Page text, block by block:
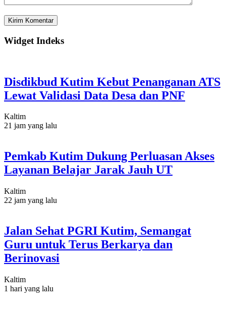
Widget Indeks
Disdikbud Kutim Kebut Penanganan ATS
Lewat Validasi Data Desa dan PNF
Kaltim
21 jam yang lalu
Pemkab Kutim Dukung Perluasan Akses
Layanan Belajar Jarak Jauh UT
Kaltim
22 jam yang lalu
Jalan Sehat PGRI Kutim, Semangat
Guru untuk Terus Berkarya dan
Berinovasi
Kaltim
1 hari yang lalu